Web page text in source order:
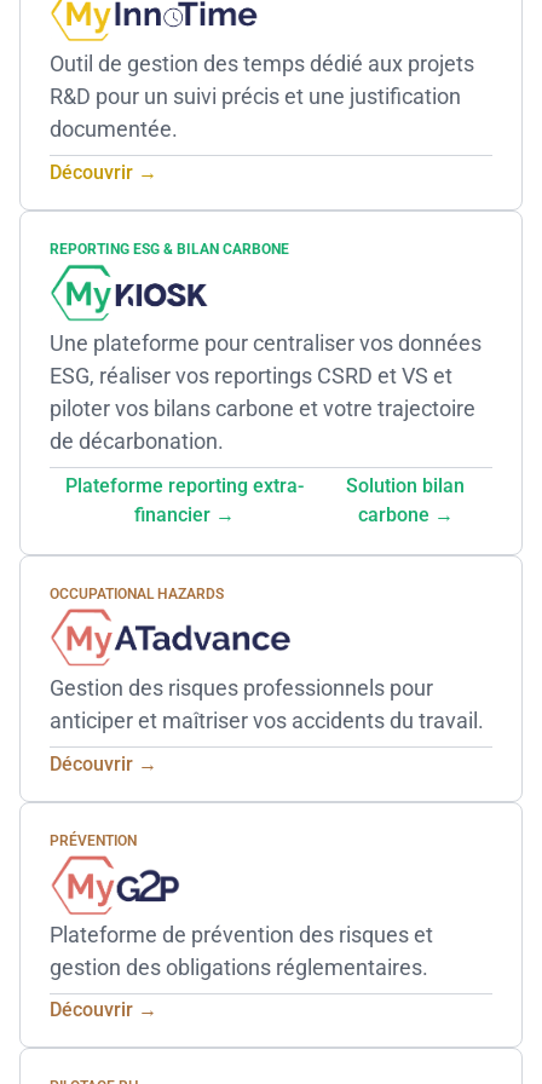
Outil de gestion des temps dédié aux projets
R&D pour un suivi précis et une justification
documentée.
Découvrir →
REPORTING ESG & BILAN CARBONE
Une plateforme pour centraliser vos données
ESG, réaliser vos reportings CSRD et VS et
piloter vos bilans carbone et votre trajectoire
de décarbonation.
Plateforme reporting extra-
financier →
Solution bilan
carbone →
OCCUPATIONAL HAZARDS
Gestion des risques professionnels pour
anticiper et maîtriser vos accidents du travail.
Découvrir →
PRÉVENTION
Plateforme de prévention des risques et
gestion des obligations réglementaires.
Découvrir →